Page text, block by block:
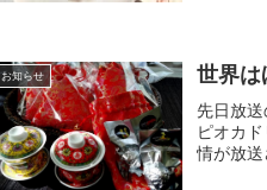
お知らせ 世界は
先日放
ピオカ
情が放